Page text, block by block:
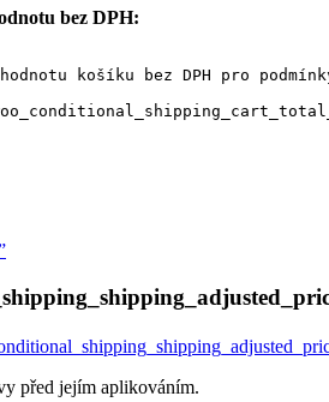
bez DPH:
košíku bez DPH pro
před jejím aplikováním.